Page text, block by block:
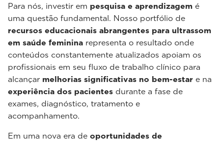
Para nós, investir em pesquisa e aprendizagem é
uma questão fundamental. Nosso portfólio de
recursos educacionais abrangentes para ultrassom
em saúde feminina representa o resultado onde
conteúdos constantemente atualizados apoiam os
profissionais em seu fluxo de trabalho clínico para
alcançar melhorias significativas no bem-estar e na
experiência dos pacientes durante a fase de
exames, diagnóstico, tratamento e
acompanhamento.
Em uma nova era de oportunidades de